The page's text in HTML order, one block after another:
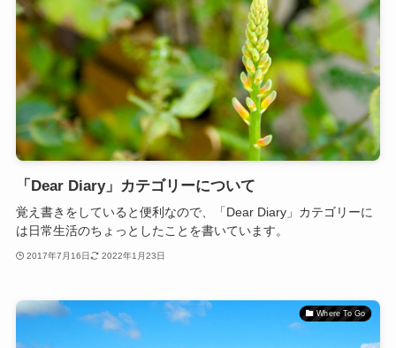
「Dear Diary」カテゴリーについて
覚え書きをしていると便利なので、「Dear Diary」カテゴリーに
は日常生活のちょっとしたことを書いています。
2017年7月16日 2022年1月23日
Where To Go